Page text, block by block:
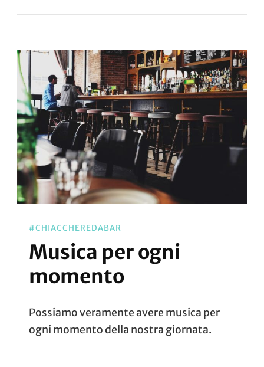
#CHIACCHEREDABAR
Musica per ogni
momento
Possiamo veramente avere musica per
ogni momento della nostra giornata.